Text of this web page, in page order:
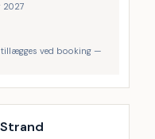
2027
ved booking —